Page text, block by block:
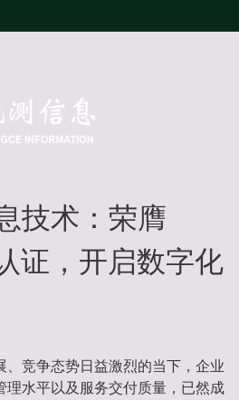
技术：荣膺
证，开启数字化
、竞争态势日益激烈的当下，企业
理水平以及服务交付质量，已然成